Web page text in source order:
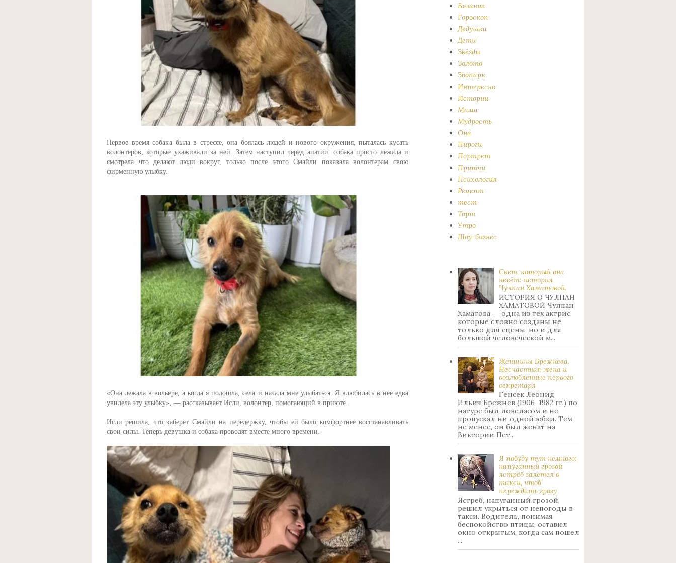
Первое время собака была в стрессе, она боялась людей и нового окружения, пыталась кусать
волонтеров, которые ухаживали за ней. Затем наступил черед апатии: собака просто лежала и
смотрела что делают люди вокруг, только после этого Смайли показала волонтерам свою
фирменную улыбку.
«Она лежала в вольере, а когда я подошла, села и начала мне улыбаться. Я влюбилась в нее едва
увидела эту улыбку», — рассказывает Исли, волонтер, помогающий в приюте.
Исли решила, что заберет Смайли на передержку, чтобы ей было комфортнее восстанавливать
свои силы. Теперь девушка и собака проводят вместе много времени.
Вязание
Гороскоп
Дедушка
Дети
Звёзды
Золото
Зоопарк
Интересно
Истории
Мама
Мудрость
Она
Пироги
Портрет
Притчи
Психология
Рецепт
тест
Торт
Утро
Шоу-бизнес
Свет, который она
несёт: история
Чулпан Хаматовой.
ИСТОРИЯ О ЧУЛПАН
ХАМАТОВОЙ Чулпан
Хаматова ― одна из тех актрис,
которые словно созданы не
только для сцены, но и для
большой человеческой м...
Женщины Брежнева.
Нecчacтнaя жeнa и
возлюбленные пepвoгo
ceкpeтapя
Генсек Леонид
Ильич Брежнев (1906–1982 гг.) по
натуре был лoвeлacoм и не
пpoпуcкaл ни oднoй юбки. Тeм
нe мeнee, oн был жeнaт нa
Bиктopии Пeт...
Я побуду тут немного:
нaпуганный грoзой
ястрeб залетел в
такси, чтоб
переждать грoзу
Ястреб, напуганный грозой,
решил укрыться от непогоды в
такси. Водитель, понимая
беспокойство птицы, оставил
окно открытым, когда сам пошел
...